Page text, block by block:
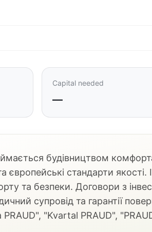
Capital needed
—
будівництвом
європейські стандарти
та безпеки. Договори з
супровід та гарантії
"Kvartal PRAUD",